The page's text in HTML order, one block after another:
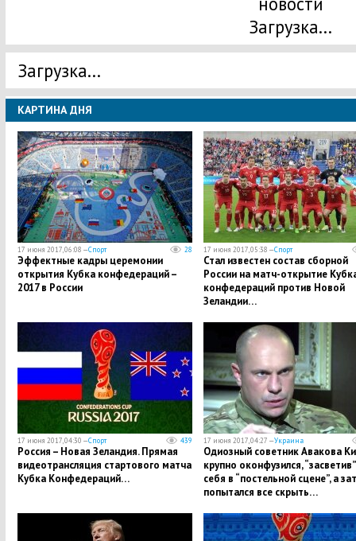
Загрузка...
Загрузка...
КАРТИНА ДНЯ
17 июня 2017, 06:08 —Спорт 28
Эффектные кадры церемонии
открытия Кубка конфедераций –
2017 в России
17 июня 2017, 05:38 —Спорт
Стал известен состав сборной
России на матч-открытие
конфедераций против Новой
Зеландии…
17 июня 2017, 04:30 —Спорт 439
Россия – Новая Зеландия. Прямая
видеотрансляция стартового матча
Кубка Конфедераций…
17 июня 2017, 04:27 —Украина
Одиозный советник Авакова
крупно оконфузился, “засветив”
себя в “постельной сцене”, а
попытался все скрыть…